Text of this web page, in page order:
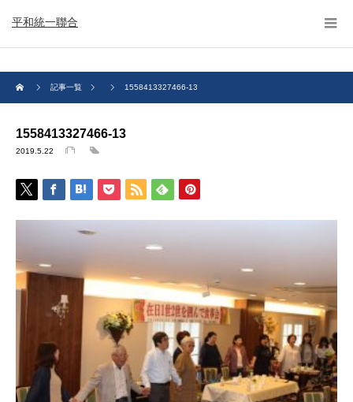
平和統一聯合
記事一覧 1558413327466-13
1558413327466-13
2019.5.22